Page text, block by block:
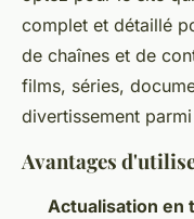
complet et détaillé
de chaînes et de
films, séries,
divertissement
Avantages
Actualisation en